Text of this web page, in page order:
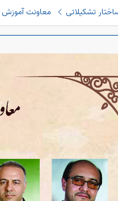
تشکیلاتی معاونت آموزش